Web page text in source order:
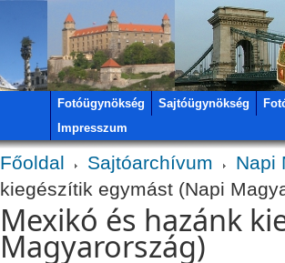
Fotóügynökség Sajtóügynökség
Impresszum
Főoldal Sajtóarchívum
Napi
kiegészítik egymást (Napi
Mexikó és hazánk
Magyarország)